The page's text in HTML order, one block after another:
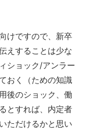
けですので、新卒
えすることは少な
ショック/アンラー
おく（ための知識
後のショック、働
とすれば、内定者
ただけるかと思い